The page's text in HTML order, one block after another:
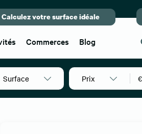
Calculez votre surface idéale
Commerces Blog
Surface Prix